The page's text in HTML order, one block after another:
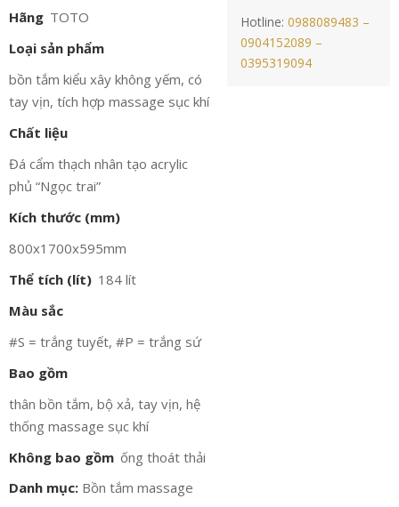
Hãng TOTO
Loại sản phẩm
bồn tắm kiểu xây không yếm, có
tay vịn, tích hợp massage sục khí
Chất liệu
Đá cẩm thạch nhân tạo acrylic
phủ “Ngọc trai”
Kích thước (mm)
800x1700x595mm
Thể tích (lít) 184 lít
Màu sắc
#S = trắng tuyết, #P = trắng sứ
Bao gồm
thân bồn tắm, bộ xả, tay vịn, hệ
thống massage sục khí
Không bao gồm ống thoát thải
Danh mục: Bồn tắm massage
Hotline:0988089483 –
0904152089 –
0395319094